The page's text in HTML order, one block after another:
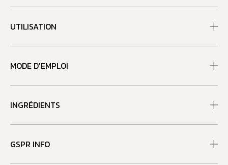
UTILISATION
MODE D'EMPLOI
INGRÉDIENTS
GSPR INFO